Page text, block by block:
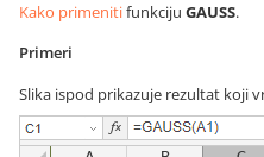
Kako primenitifunkciju GAUSS.
Primeri
Slika ispod prikazuje rezultat koji